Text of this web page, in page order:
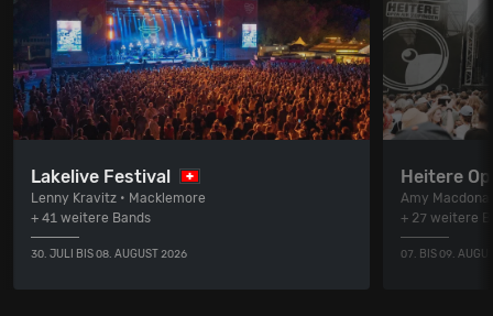
Lakelive Festival
Lenny Kravitz • Macklemore
+ 41 weitere Bands
30. JULI BIS 08. AUGUST 2026
Heitere
Amy
+ 27 weitere
07. BIS 09.